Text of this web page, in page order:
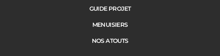
GUIDE PROJET
MENUISIERS
NOS ATOUTS